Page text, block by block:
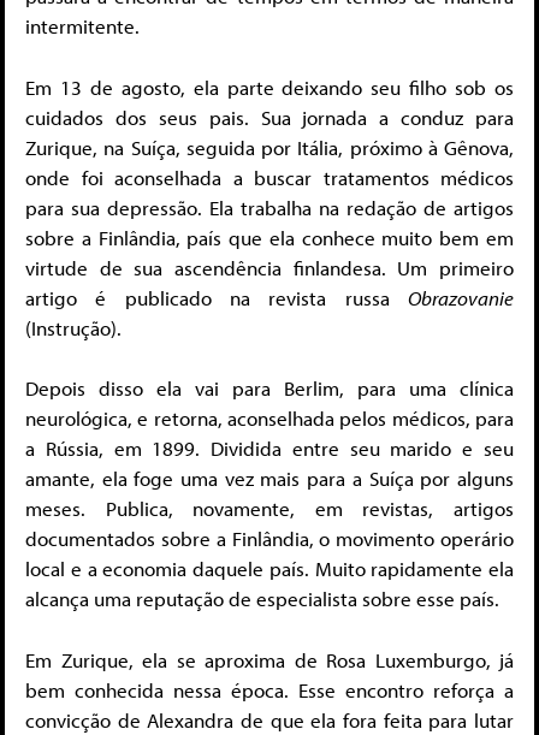
intermitente.
Em 13 de agosto, ela parte deixando seu filho sob os
cuidados dos seus pais. Sua jornada a conduz para
Zurique, na Suíça, seguida por Itália, próximo à Gênova,
onde foi aconselhada a buscar tratamentos médicos
para sua depressão. Ela trabalha na redação de artigos
sobre a Finlândia, país que ela conhece muito bem em
virtude de sua ascendência finlandesa. Um primeiro
artigo é publicado na revista russa Obrazovanie
(Instrução).
Depois disso ela vai para Berlim, para uma clínica
neurológica, e retorna, aconselhada pelos médicos, para
a Rússia, em 1899. Dividida entre seu marido e seu
amante, ela foge uma vez mais para a Suíça por alguns
meses. Publica, novamente, em revistas, artigos
documentados sobre a Finlândia, o movimento operário
local e a economia daquele país. Muito rapidamente ela
alcança uma reputação de especialista sobre esse país.
Em Zurique, ela se aproxima de Rosa Luxemburgo, já
bem conhecida nessa época. Esse encontro reforça a
convicção de Alexandra de que ela fora feita para lutar